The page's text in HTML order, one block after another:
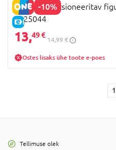
-10%
E-HIND
Q.KID kollektsioneeritav
2025044
13,49 €
14,99 €
Ostes lisaks ühe toote e-poes
1
Tellimuse olek